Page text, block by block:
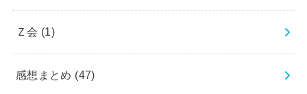
Ｚ会 (1)
感想まとめ (47)